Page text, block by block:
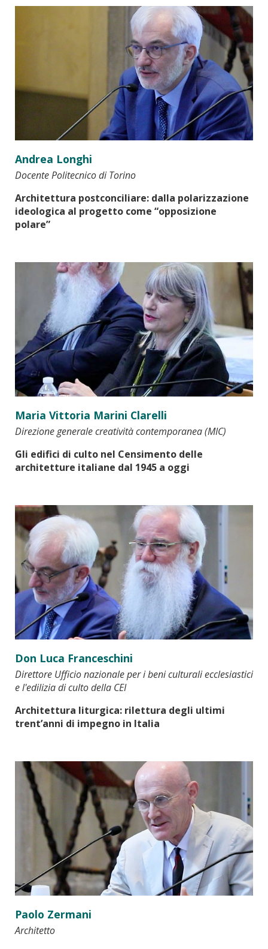
Andrea Longhi
Docente Politecnico di Torino
Architettura post­conciliare: dalla polarizzazione
ideologica al progetto come “opposizione
polare”
Maria Vittoria Marini Clarelli
Direzione generale creatività contemporanea (MIC)
Gli edifici di culto nel Censimento delle
architetture italiane dal 1945 a oggi
Don Luca Franceschini
Direttore Ufficio nazionale per i beni culturali ecclesiastici
e l'edilizia di culto della CEI
Architettura liturgica: rilettura degli ultimi
trent’anni di impegno in Italia
Paolo Zermani
Architetto